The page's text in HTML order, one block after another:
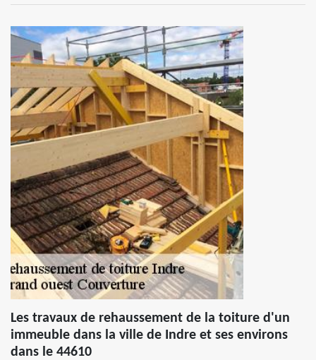
Les travaux de rehaussement de la toiture d'un
immeuble dans la ville de Indre et ses environs
dans le 44610